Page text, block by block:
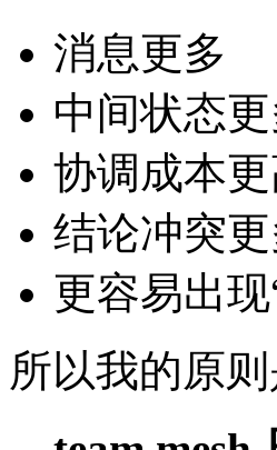
消息更多
中间状态更
协调成本
结论冲突更
更容易出
所以我的原则